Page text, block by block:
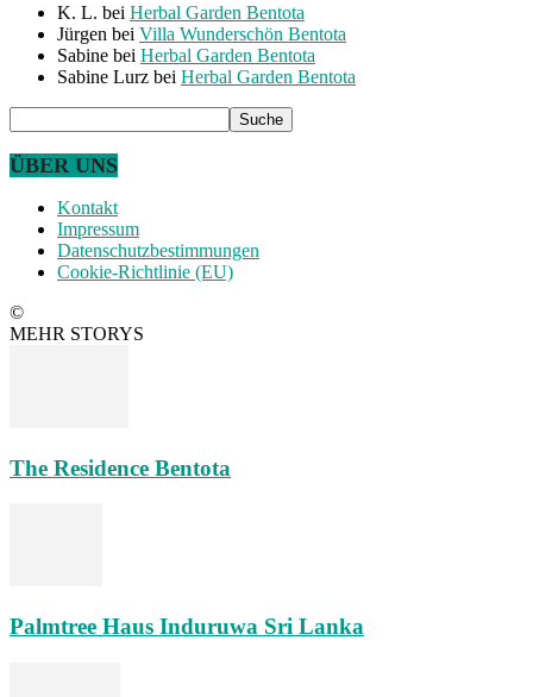
K. L. bei Herbal Garden Bentota
Jürgen bei Villa Wunderschön Bentota
Sabine bei Herbal Garden Bentota
Sabine Lurz bei Herbal Garden Bentota
ÜBER UNS
Kontakt
Impressum
Datenschutzbestimmungen
Cookie-Richtlinie (EU)
©
MEHR STORYS
The Residence Bentota
Palmtree Haus Induruwa Sri Lanka